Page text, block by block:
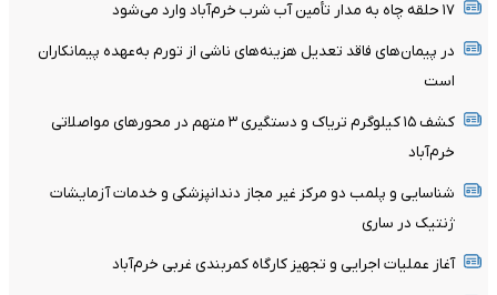
۱۷ حلقه چاه به مدار تأمین آب شرب خرم‌‌آباد وارد می‌شود
در پیمان‌های فاقد تعدیل هزینه‌های ناشی از تورم به‌عهده پیمانکاران
است
کشف ۱۵ کیلوگرم تریاک و دستگیری ۳ متهم در محورهای مواصلاتی
خرم‌آباد
شناسایی و پلمب دو مرکز غیر مجاز دندانپزشکی و خدمات آزمایشات
ژنتیک در ساری
آغاز عملیات اجرایی و تجهیز کارگاه کمربندی غربی خرم‌آباد